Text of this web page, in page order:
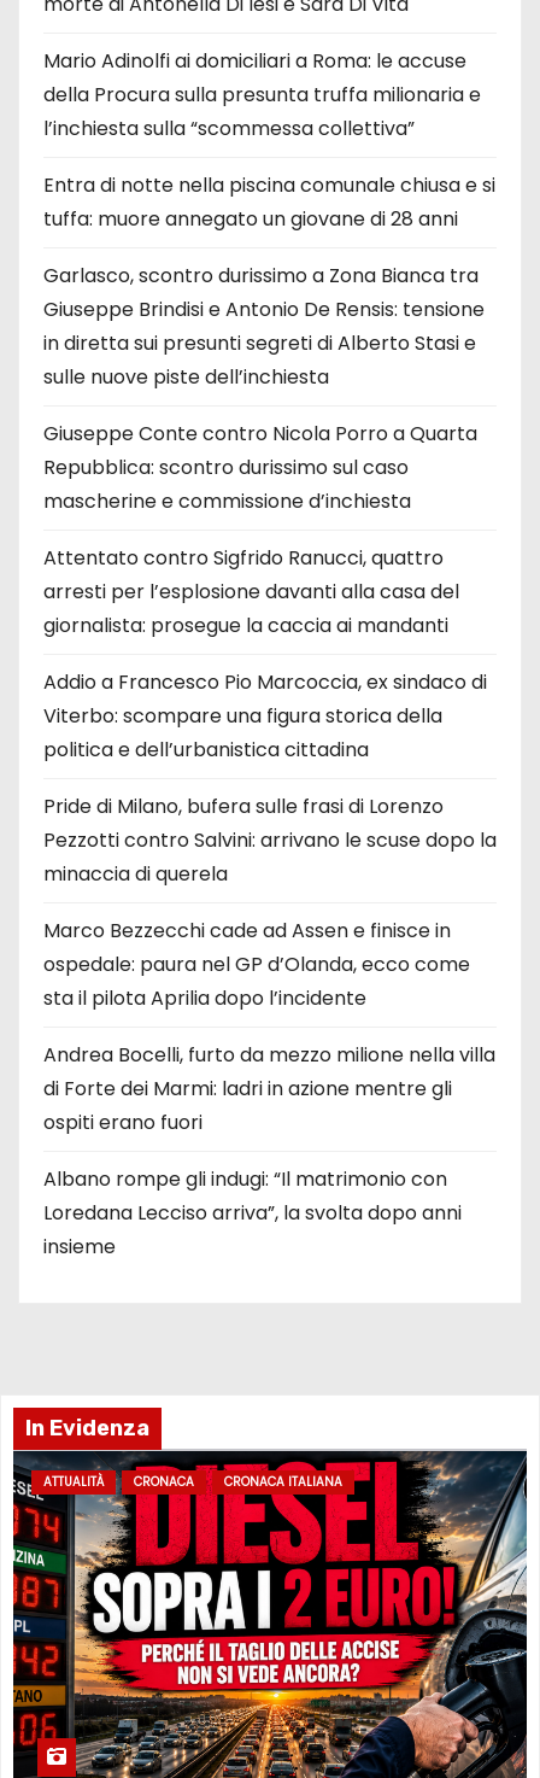
Mario Adinolfi ai domiciliari a Roma: le accuse
della Procura sulla presunta truffa milionaria e
l’inchiesta sulla “scommessa collettiva”
Entra di notte nella piscina comunale chiusa e si
tuffa: muore annegato un giovane di 28 anni
Garlasco, scontro durissimo a Zona Bianca tra
Giuseppe Brindisi e Antonio De Rensis: tensione
in diretta sui presunti segreti di Alberto Stasi e
sulle nuove piste dell’inchiesta
Giuseppe Conte contro Nicola Porro a Quarta
Repubblica: scontro durissimo sul caso
mascherine e commissione d’inchiesta
Attentato contro Sigfrido Ranucci, quattro
arresti per l’esplosione davanti alla casa del
giornalista: prosegue la caccia ai mandanti
Addio a Francesco Pio Marcoccia, ex sindaco di
Viterbo: scompare una figura storica della
politica e dell’urbanistica cittadina
Pride di Milano, bufera sulle frasi di Lorenzo
Pezzotti contro Salvini: arrivano le scuse dopo la
minaccia di querela
Marco Bezzecchi cade ad Assen e finisce in
ospedale: paura nel GP d’Olanda, ecco come
sta il pilota Aprilia dopo l’incidente
Andrea Bocelli, furto da mezzo milione nella villa
di Forte dei Marmi: ladri in azione mentre gli
ospiti erano fuori
Albano rompe gli indugi: “Il matrimonio con
Loredana Lecciso arriva”, la svolta dopo anni
insieme
In Evidenza
ATTUALITÀ CRONACA CRONACA ITALIANA